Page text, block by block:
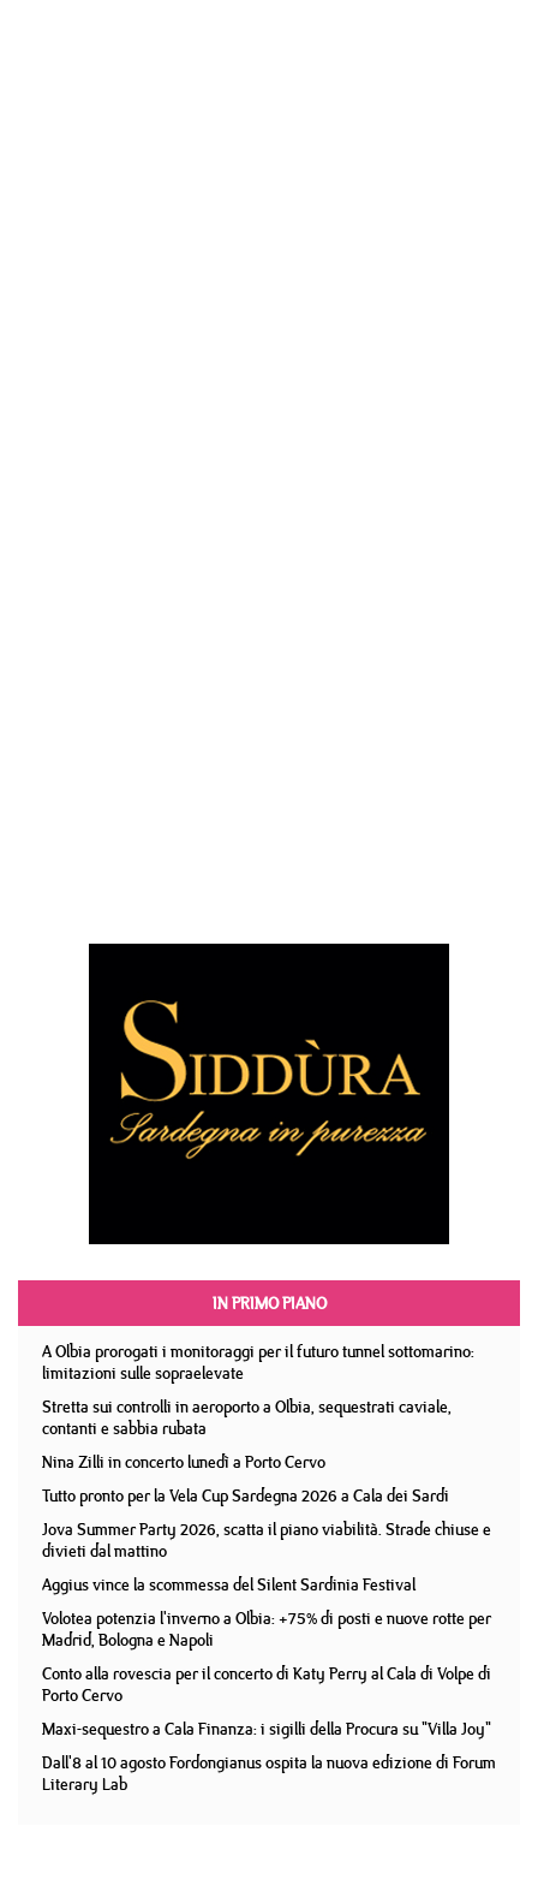
IN PRIMO PIANO
A Olbia prorogati i monitoraggi per il futuro tunnel sottomarino:
limitazioni sulle sopraelevate
Stretta sui controlli in aeroporto a Olbia, sequestrati caviale,
contanti e sabbia rubata
Nina Zilli in concerto lunedì a Porto Cervo
Tutto pronto per la Vela Cup Sardegna 2026 a Cala dei Sardi
Jova Summer Party 2026, scatta il piano viabilità. Strade chiuse e
divieti dal mattino
Aggius vince la scommessa del Silent Sardinia Festival
Volotea potenzia l'inverno a Olbia: +75% di posti e nuove rotte per
Madrid, Bologna e Napoli
Conto alla rovescia per il concerto di Katy Perry al Cala di Volpe di
Porto Cervo
Maxi-sequestro a Cala Finanza: i sigilli della Procura su "Villa Joy"
Dall'8 al 10 agosto Fordongianus ospita la nuova edizione di Forum
Literary Lab